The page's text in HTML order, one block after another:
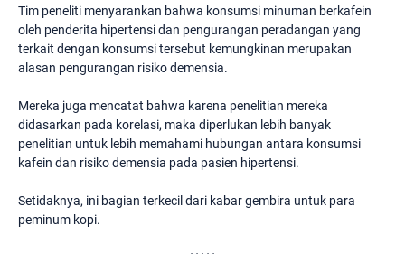
Tim peneliti menyarankan bahwa konsumsi minuman berkafein
oleh penderita hipertensi dan pengurangan peradangan yang
terkait dengan konsumsi tersebut kemungkinan merupakan
alasan pengurangan risiko demensia.
Mereka juga mencatat bahwa karena penelitian mereka
didasarkan pada korelasi, maka diperlukan lebih banyak
penelitian untuk lebih memahami hubungan antara konsumsi
kafein dan risiko demensia pada pasien hipertensi.
Setidaknya, ini bagian terkecil dari kabar gembira untuk para
peminum kopi.